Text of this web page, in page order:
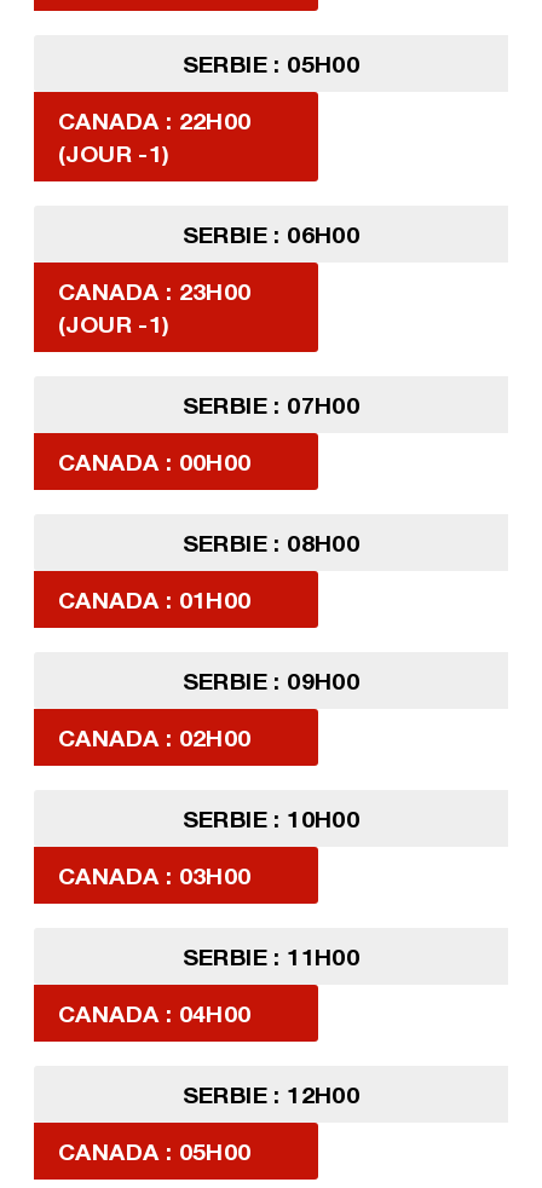
SERBIE : 05H00
CANADA : 22H00
(JOUR -1)
SERBIE : 06H00
CANADA : 23H00
(JOUR -1)
SERBIE : 07H00
CANADA : 00H00
SERBIE : 08H00
CANADA : 01H00
SERBIE : 09H00
CANADA : 02H00
SERBIE : 10H00
CANADA : 03H00
SERBIE : 11H00
CANADA : 04H00
SERBIE : 12H00
CANADA : 05H00